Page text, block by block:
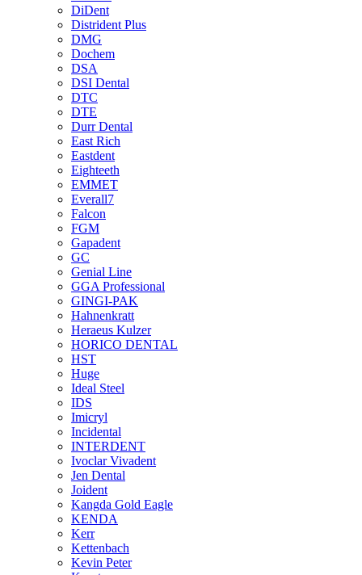
DiDent
Distrident Plus
DMG
Dochem
DSA
DSI Dental
DTC
DTE
Durr Dental
East Rich
Eastdent
Eighteeth
EMMET
Everall7
Falcon
FGM
Gapadent
GC
Genial Line
GGA Professional
GINGI-PAK
Hahnenkratt
Heraeus Kulzer
HORICO DENTAL
HST
Huge
Ideal Steel
IDS
Imicryl
Incidental
INTERDENT
Ivoclar Vivadent
Jen Dental
Joident
Kangda Gold Eagle
KENDA
Kerr
Kettenbach
Kevin Peter